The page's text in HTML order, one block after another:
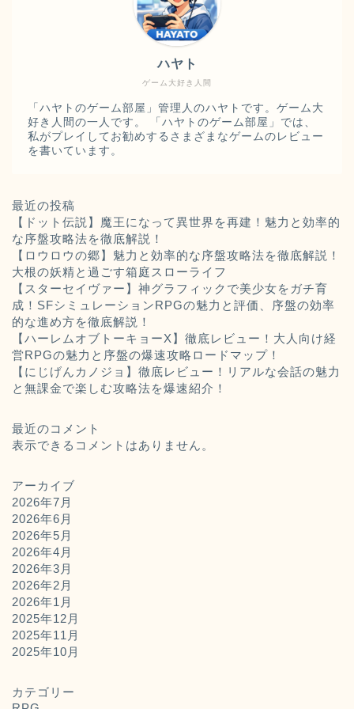
ゲーム大好き人間
ハヤト
「ハヤトのゲーム部屋」管理人のハヤトです。ゲーム大
好き人間の一人です。 「ハヤトのゲーム部屋」では、
私がプレイしてお勧めするさまざまなゲームのレビュー
を書いています。
最近の投稿
【ドット伝説】魔王になって異世界を再建！魅力と効率的
な序盤攻略法を徹底解説！
【ロウロウの郷】魅力と効率的な序盤攻略法を徹底解説！
大根の妖精と過ごす箱庭スローライフ
【スターセイヴァー】神グラフィックで美少女をガチ育
成！SFシミュレーションRPGの魅力と評価、序盤の効率
的な進め方を徹底解説！
【ハーレムオブトーキョーX】徹底レビュー！大人向け経
営RPGの魅力と序盤の爆速攻略ロードマップ！
【にじげんカノジョ】徹底レビュー！リアルな会話の魅力
と無課金で楽しむ攻略法を爆速紹介！
最近のコメント
表示できるコメントはありません。
アーカイブ
2026年7月
2026年6月
2026年5月
2026年4月
2026年3月
2026年2月
2026年1月
2025年12月
2025年11月
2025年10月
カテゴリー